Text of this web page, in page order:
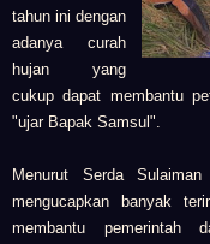
tahun ini dengan
adanya curah
hujan yang
cukup dapat membantu
"ujar Bapak Samsul".
Menurut Serda
mengucapkan banyak
membantu pemerintah